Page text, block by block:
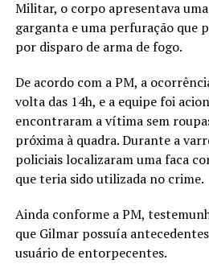
Militar, o corpo apresentava
garganta e uma perfuração que
por disparo de arma de fogo.
De acordo com a PM, a
volta das 14h, e a equipe foi
encontraram a vítima sem
próxima à quadra. Durante a
policiais localizaram uma faca
que teria sido utilizada no crime.
Ainda conforme a PM,
que Gilmar possuía
usuário de entorpecentes.